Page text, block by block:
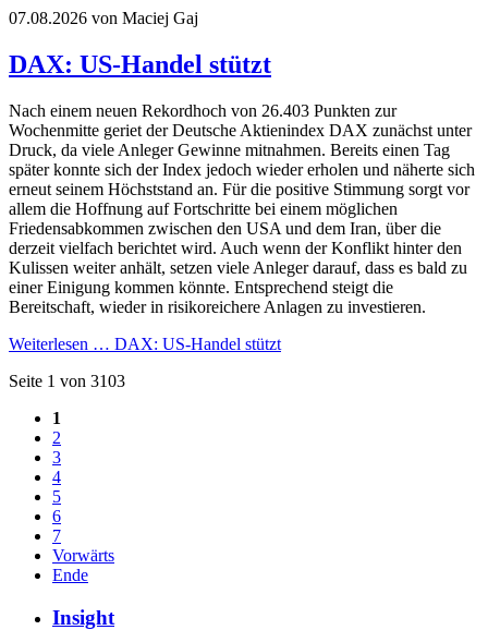
07.08.2026 von Maciej Gaj
DAX: US-Handel stützt
Nach einem neuen Rekordhoch von 26.403 Punkten zur
Wochenmitte geriet der Deutsche Aktienindex DAX zunächst unter
Druck, da viele Anleger Gewinne mitnahmen. Bereits einen Tag
später konnte sich der Index jedoch wieder erholen und näherte sich
erneut seinem Höchststand an. Für die positive Stimmung sorgt vor
allem die Hoffnung auf Fortschritte bei einem möglichen
Friedensabkommen zwischen den USA und dem Iran, über die
derzeit vielfach berichtet wird. Auch wenn der Konflikt hinter den
Kulissen weiter anhält, setzen viele Anleger darauf, dass es bald zu
einer Einigung kommen könnte. Entsprechend steigt die
Bereitschaft, wieder in risikoreichere Anlagen zu investieren.
Weiterlesen … DAX: US-Handel stützt
Seite 1 von 3103
1
2
3
4
5
6
7
Vorwärts
Ende
Insight